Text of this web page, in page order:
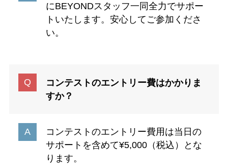
にBEYONDスタッフ一同全力でサポー
トいたします。安心してご参加くださ
い。
コンテストのエントリー費はかかりま
すか？
コンテストのエントリー費用は当日の
サポートを含めて¥5,000（税込）とな
ります。